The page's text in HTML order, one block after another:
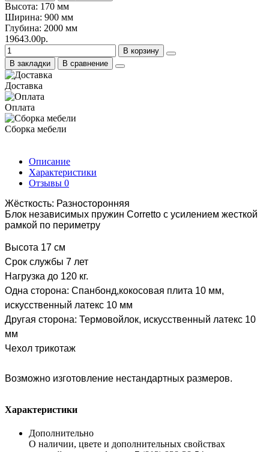
Высота: 170 мм
Ширина: 900 мм
Глубина: 2000 мм
19643.00р.
В корзину
В закладки
В сравнение
Доставка
Оплата
Сборка мебели
Описание
Характеристики
Отзывы 0
Жёсткость: Разносторонняя
Блок независимых пружин Corretto с усилением жесткой
рамкой по периметру
Высота 17 см
Срок службы 7 лет
Нагрузка до 120 кг.
Одна сторона: Спанбонд,кокосовая плита 10 мм,
искусственный латекс 10 мм
Другая сторона: Термовойлок, искусственный латекс 10
мм
Чехол трикотаж
Возможно изготовление нестандартных размеров.
Характеристики
Дополнительно
О наличии, цвете и дополнительных свойствах